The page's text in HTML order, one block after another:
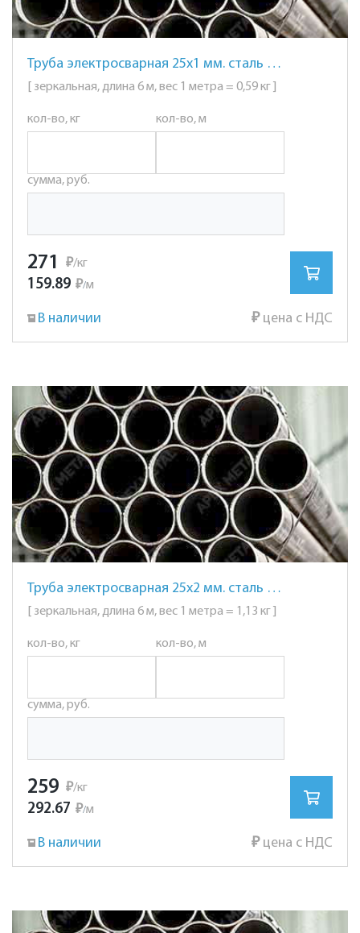
Труба электросварная 25х1 мм. сталь AISI 201 (12Х15Г9НД) зеркальная
[ зеркальная, длина 6 м, вес 1 метра = 0,59 кг ]
кол-во, кг кол-во, м
сумма, руб.
271 ₽/кг
159.89 ₽/м
В наличии ₽цена с НДС
Труба электросварная 25х2 мм. сталь AISI 201 (12Х15Г9НД) зеркальная
[ зеркальная, длина 6 м, вес 1 метра = 1,13 кг ]
кол-во, кг кол-во, м
сумма, руб.
259 ₽/кг
292.67 ₽/м
В наличии ₽цена с НДС